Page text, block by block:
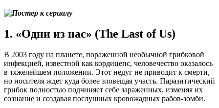
1. «Одни из нас» (The Last of Us)
В 2003 году на планете, пораженной необычной грибковой
инфекцией, известной как кордицепс, человечество оказалось
в тяжелейшем положении. Этот недуг не приводит к смерти,
но носителя ждет куда более зловещая участь. Паразитический
грибок полностью подчиняет себе зараженных, изменяя их
сознание и создавая послушных кровожадных рабов-зомби.